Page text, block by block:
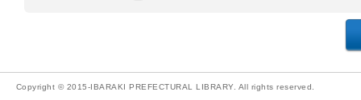
Copyright © 2015-IBARAKI PREFECTURAL LIBRARY. All rights reserved.